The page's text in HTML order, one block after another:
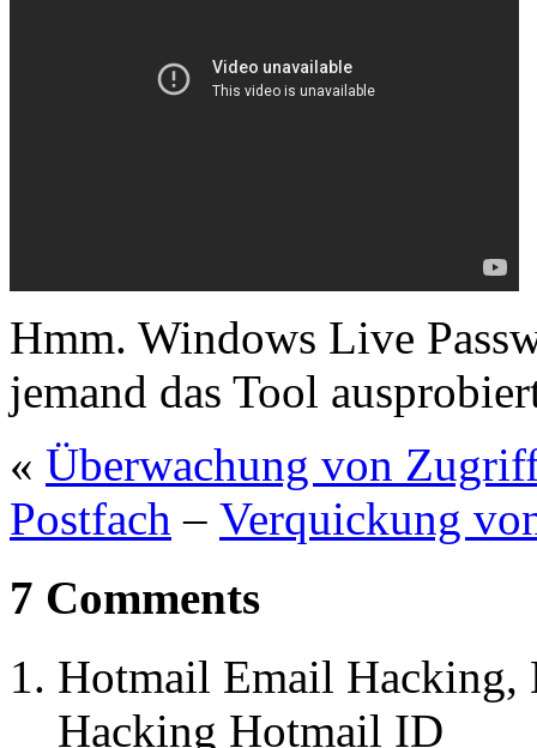
Hmm. Windows Live
jemand das Tool
« Überwachung von
Postfach – Verquickung
7 Comments
Hotmail Email Hacking,
Hacking Hotmail ID